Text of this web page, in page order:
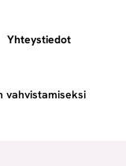
Yhteystiedot
vahvistamiseksi